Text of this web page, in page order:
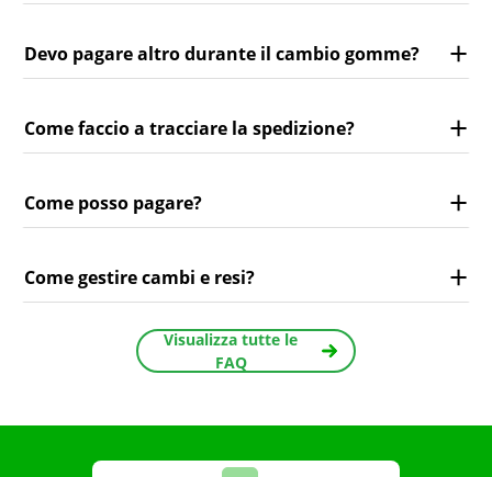
Devo pagare altro durante il cambio gomme?
Come faccio a tracciare la spedizione?
Come posso pagare?
Come gestire cambi e resi?
Visualizza tutte le
FAQ